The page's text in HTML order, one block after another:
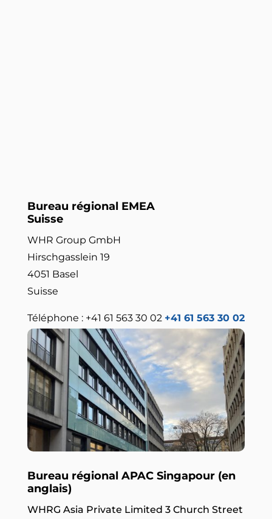
Bureau régional EMEA
Suisse
WHR Group GmbH
Hirschgasslein 19
4051 Basel
Suisse
Téléphone : +41 61 563 30 02 +41 61 563 30 02
Bureau régional APAC Singapour (en
anglais)
WHRG Asia Private Limited 3 Church Street